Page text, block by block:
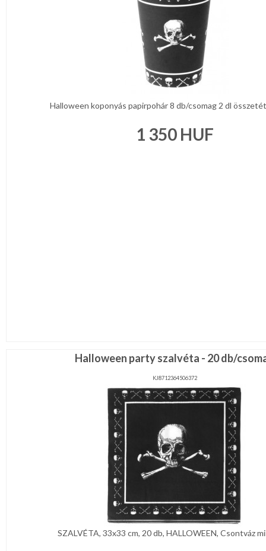
Halloween koponyás papirpohár 8 db/csomag 2 dl
1 350 HUF
Halloween party szalvéta - 20 db/
KJ8712364506372
SZALVÉTA, 33x33 cm, 20 db, HALLOWEEN, Csontváz